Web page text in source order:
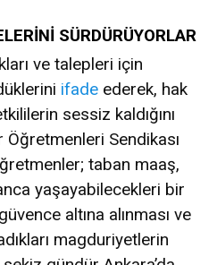
SÜRDÜRÜYORLAR
ve talepleri için
ifade ederek, hak
sessiz kaldığını
Sendikası
taban maaş,
yaşayabilecekleri bir
altına alınması ve
magduriyetlerin